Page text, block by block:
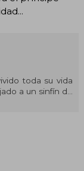
toda su vida
a un sinfín de
de escribir